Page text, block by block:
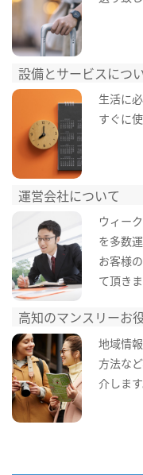
設備とサービスにつ
生活に
すぐに
運営会社について
ウィー
を多数
お客様
て頂きま
高知のマンスリーお
地域情
方法な
介します